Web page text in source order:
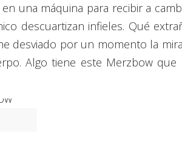
una máquina para recibir a
descuartizan infieles. Qué
desviado por un momento la
Algo tiene este Merzbow que